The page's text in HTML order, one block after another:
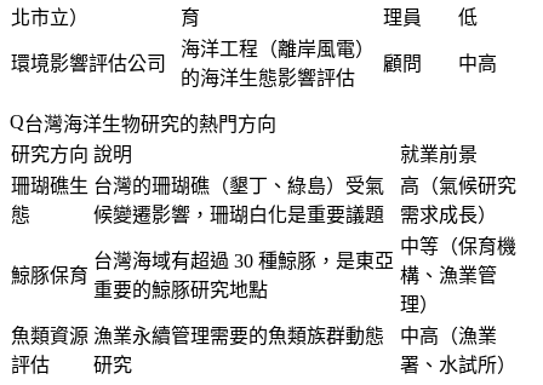
北市立）
育
理員
低
環境影響評估公司
海洋工程（離岸風電）
的海洋生態影響評估
顧問 中高
台灣海洋生物研究的熱門方向
研究方向 說明
就業前景
珊瑚礁生
態
台灣的珊瑚礁（墾丁、綠島）受氣
候變遷影響，珊瑚白化是重要議題
高（氣候研究
需求成長）
鯨豚保育
台灣海域有超過 30 種鯨豚，是東亞
重要的鯨豚研究地點
中等（保育機
構、漁業管
理）
魚類資源
評估
漁業永續管理需要的魚類族群動態
研究
中高（漁業
署、水試所）